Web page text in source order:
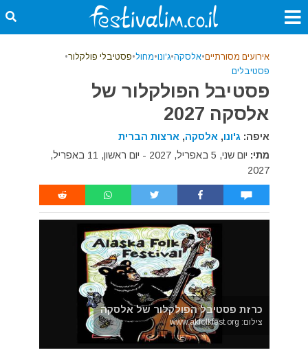
אירועים מסורתיים•אלסקה•ג'ונו•מחול•פסטיבלי פולקלור•
פסטיבלים
פסטיבל הפולקלור של
אלסקה 2027
איפה: ג'ונו, אלסקה, ארצות הברית
מתי:
יום שני, 5 באפריל, 2027 - יום ראשון, 11 באפריל,
2027
כרזת פסטיבל הפולקלור של אלסקה
צילום: www.akfolkfest.org